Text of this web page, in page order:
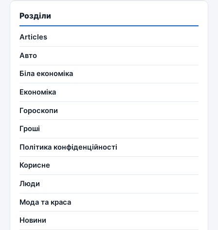
Розділи
Articles
Авто
Біла економіка
Економіка
Гороскопи
Гроші
Політика конфіденційності
Корисне
Люди
Мода та краса
Новини